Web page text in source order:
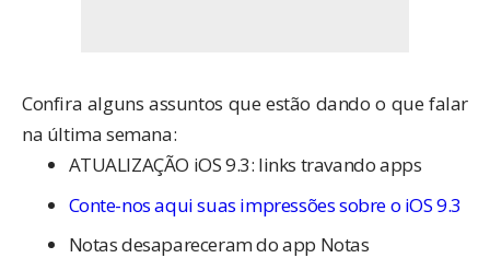
Confira alguns assuntos que estão dando o que falar
na última semana:
ATUALIZAÇÃO iOS 9.3: links travando apps
Conte-nos aqui suas impressões sobre o iOS 9.3
Notas desapareceram do app Notas